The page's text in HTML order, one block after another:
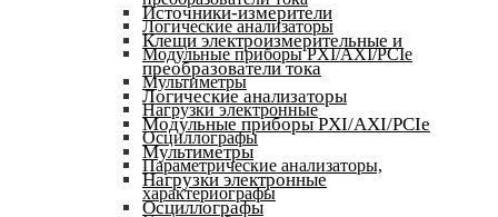
Логические анализаторы
Модульные приборы PXI/AXI/PCIe
Мультиметры
Нагрузки электронные
Осциллографы
Параметрические анализаторы,
характериографы
Источники-измерители
Клещи электроизмерительные и
преобразователи тока
Логические анализаторы
Модульные приборы PXI/AXI/PCIe
Мультиметры
Нагрузки электронные
Осциллографы